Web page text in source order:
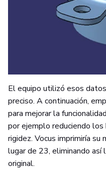
El equipo utilizó esos
preciso. A continuación,
para mejorar la
por ejemplo reduciendo
rigidez. Vocus imprimiría su
lugar de 23, eliminando
original.